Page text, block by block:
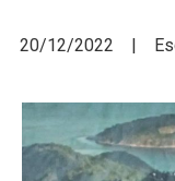
20/12/2022 |